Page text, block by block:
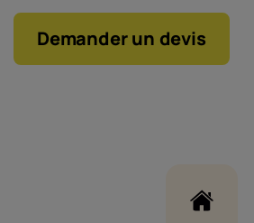
Demander un devis